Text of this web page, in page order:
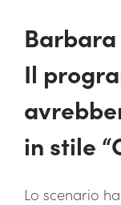
Barbara
Il
in stile
Lo scenario